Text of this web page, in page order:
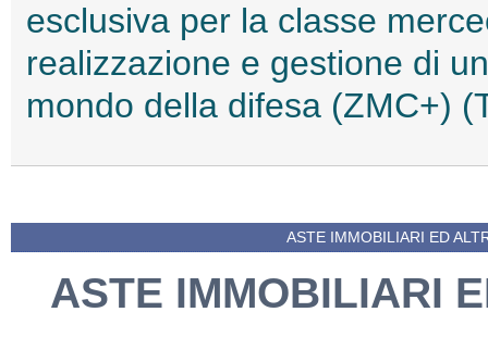
esclusiva per la classe
realizzazione e gestione di
mondo della difesa (ZMC+)
ASTE IMMOBILIARI ED
ASTE IMMOBILIARI